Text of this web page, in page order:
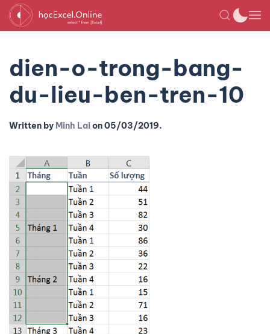
dien-o-trong-bang-
du-lieu-ben-tren-10
Written by Minh Laion05/03/2019.